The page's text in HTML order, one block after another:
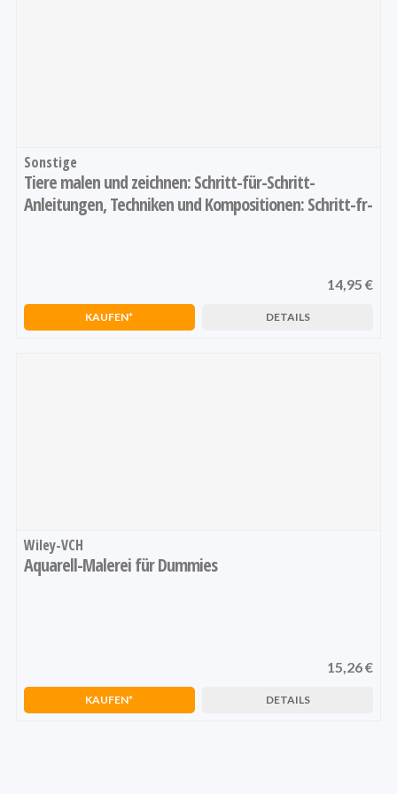
Sonstige
Tiere malen und zeichnen: Schritt-für-Schritt-
Anleitungen, Techniken und Kompositionen: Schritt-fr-
14,95 €
DETAILS
KAUFEN
Wiley-VCH
Aquarell-Malerei für Dummies
15,26 €
DETAILS
KAUFEN